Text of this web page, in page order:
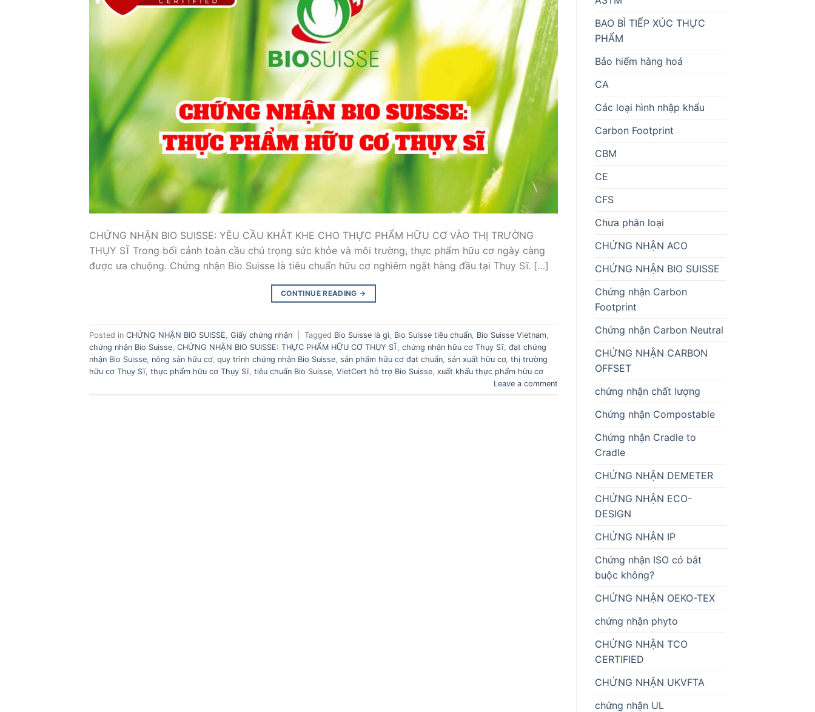
CHỨNG NHẬN BIO SUISSE: YÊU CẦU KHẮT KHE CHO THỰC PHẨM HỮU CƠ VÀO THỊ TRƯỜNG
THỤY SĨ Trong bối cảnh toàn cầu chú trọng sức khỏe và môi trường, thực phẩm hữu cơ ngày càng
được ưa chuộng. Chứng nhận Bio Suisse là tiêu chuẩn hữu cơ nghiêm ngặt hàng đầu tại Thụy Sĩ. […]
CONTINUE READING →
Posted in CHỨNG NHẬN BIO SUISSE Giấy chứng nhận Tagged Bio Suisse là gì Bio Suisse tiêu chuẩn Bio Suisse Vietnam
chứng nhận Bio Suisse CHỨNG NHẬN BIO SUISSE: THỰC PHẨM HỮU CƠ THỤY SĨ chứng nhận hữu cơ Thụy Sĩ đạt chứng
nhận Bio Suisse nông sản hữu cơ, quy trình chứng nhận Bio Suisse sản phẩm hữu cơ đạt chuẩn sản xuất hữu cơ, thị trường
hữu cơ Thụy Sĩ thực phẩm hữu cơ Thụy Sĩ tiêu chuẩn Bio Suisse VietCert hỗ trợ Bio Suisse xuất khẩu thực phẩm hữu cơ
Leave a comment
BAO BÌ TIẾP XÚC THỰC
PHẨM
Bảo hiểm hàng hoá
CA
Các loại hình nhập khẩu
Carbon Footprint
CBM
CE
CFS
Chưa phân loại
CHỨNG NHẬN ACO
CHỨNG NHẬN BIO SUISSE
Chứng nhận Carbon
Footprint
Chứng nhận Carbon Neutral
CHỨNG NHẬN CARBON
OFFSET
chứng nhận chất lượng
Chứng nhận Compostable
Chứng nhận Cradle to
Cradle
CHỨNG NHẬN DEMETER
CHỨNG NHẬN ECO-
DESIGN
CHỨNG NHẬN IP
Chứng nhận ISO có bắt
buộc không?
CHỨNG NHẬN OEKO-TEX
chứng nhận phyto
CHỨNG NHẬN TCO
CERTIFIED
CHỨNG NHẬN UKVFTA
chứng nhận UL